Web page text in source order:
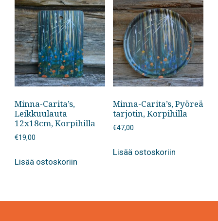
Minna-Carita’s,
Leikkuulauta
12x18cm, Korpihilla
€19,00
Lisää ostoskoriin
Minna-Carita’s, Pyöreä
tarjotin, Korpihilla
€47,00
Lisää ostoskoriin